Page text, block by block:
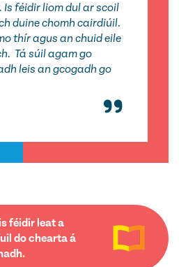
féidir liom dul ar scoil
duine chomh cairdiúil.
thír agus an chuid eile
Tá súil agam go
leis an gcogadh go
féidir leat a
do chearta á